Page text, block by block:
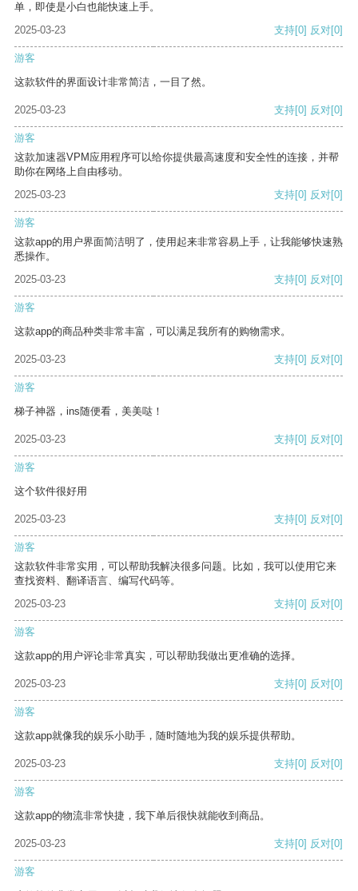
单，即使是小白也能快速上手。
2025-03-23
支持[0] 反对[0]
游客
这款软件的界面设计非常简洁，一目了然。
2025-03-23 支持[0] 反对[0]
游客
这款加速器VPM应用程序可以给你提供最高速度和安全性的连接，并帮
助你在网络上自由移动。
2025-03-23
支持[0] 反对[0]
游客
这款app的用户界面简洁明了，使用起来非常容易上手，让我能够快速熟
悉操作。
2025-03-23
支持[0] 反对[0]
游客
这款app的商品种类非常丰富，可以满足我所有的购物需求。
2025-03-23 支持[0] 反对[0]
游客
梯子神器，ins随便看，美美哒！
2025-03-23 支持[0] 反对[0]
游客
这个软件很好用
2025-03-23 支持[0] 反对[0]
游客
这款软件非常实用，可以帮助我解决很多问题。比如，我可以使用它来
查找资料、翻译语言、编写代码等。
2025-03-23
支持[0] 反对[0]
游客
这款app的用户评论非常真实，可以帮助我做出更准确的选择。
2025-03-23 支持[0] 反对[0]
游客
这款app就像我的娱乐小助手，随时随地为我的娱乐提供帮助。
2025-03-23 支持[0] 反对[0]
游客
这款app的物流非常快捷，我下单后很快就能收到商品。
2025-03-23 支持[0] 反对[0]
游客